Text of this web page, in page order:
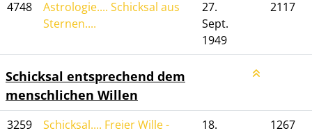
4748
Astrologie.... Schicksal aus
Sternen....
27.
Sept.
1949
2117
Schicksal entsprechend dem
menschlichen Willen
3259
Schicksal.... Freier Wille -
18.
1267